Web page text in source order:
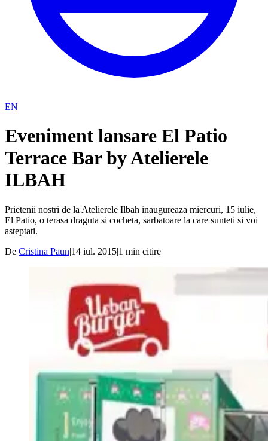
EN
Eveniment lansare El Patio
Terrace Bar by Atelierele
ILBAH
Prietenii nostri de la Atelierele Ilbah inaugureaza miercuri, 15 iulie,
El Patio, o terasa draguta si cocheta, sarbatoare la care sunteti si voi
asteptati.
De Cristina Paun|14 iul. 2015|1 min citire